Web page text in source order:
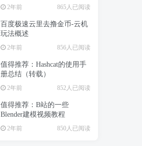
2年前 865人已阅读
百度极速云里去撸金币-云机
玩法概述
2年前 856人已阅读
值得推荐：Hashcat的使用手
册总结（转载）
2年前 852人已阅读
值得推荐：B站的一些
Blender建模视频教程
2年前 850人已阅读